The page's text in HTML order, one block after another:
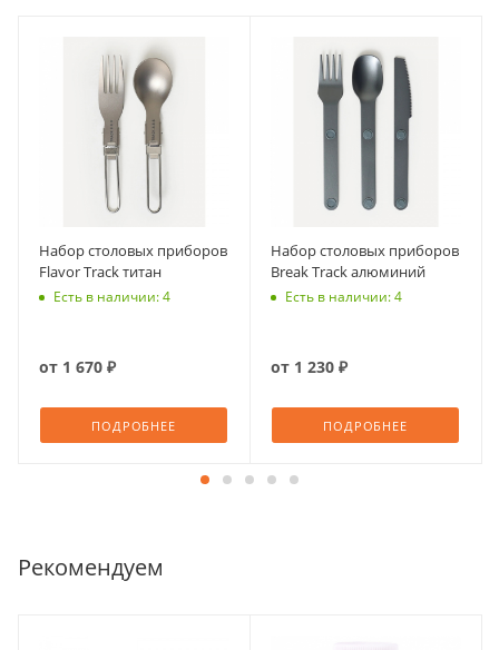
Набор столовых приборов
Flavor Track титан
Есть в наличии: 4
от 1 670 ₽
ПОДРОБНЕЕ
Набор столовых приборов
Break Track алюминий
Есть в наличии: 4
от 1 230 ₽
ПОДРОБНЕЕ
Рекомендуем